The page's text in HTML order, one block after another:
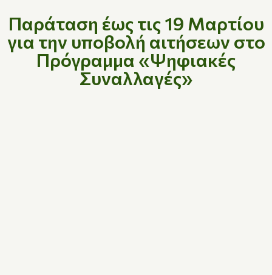
Παράταση έως τις 19 Μαρτίου
για την υποβολή αιτήσεων στο
Πρόγραμμα «Ψηφιακές
Συναλλαγές»